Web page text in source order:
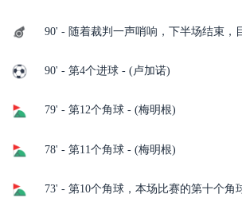
90' - 随着裁判一声哨响，下半场结束，
90' - 第4个进球 - (卢加诺)
79' - 第12个角球 - (梅明根)
78' - 第11个角球 - (梅明根)
73' - 第10个角球，本场比赛的第十个角